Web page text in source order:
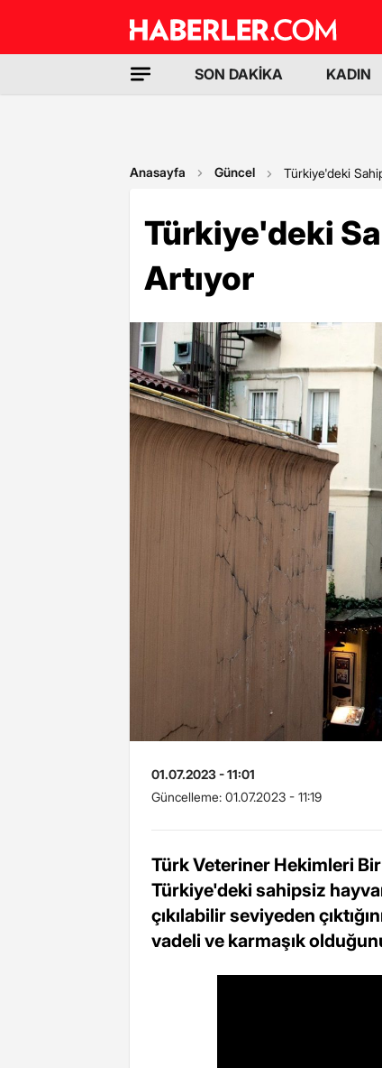
SON DAKİKA KADIN
Anasayfa Güncel Türkiye'deki
Türkiye'deki
Artıyor
01.07.2023 - 11:01
Güncelleme: 01.07.2023 - 11:19
Türk Veteriner Hekimleri
Türkiye'deki sahipsiz
çıkılabilir seviyeden
vadeli ve karmaşık